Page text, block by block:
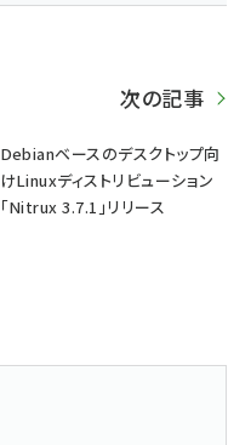
次の記事
Debianベースのデスクトップ向
けLinuxディストリビューション
「Nitrux 3.7.1」リリース